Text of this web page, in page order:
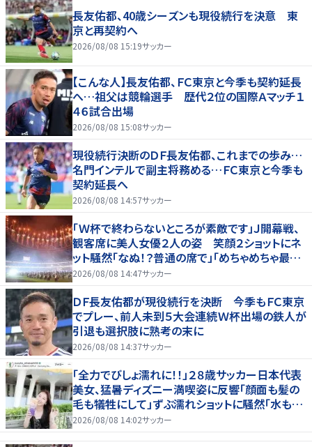
長友佑都、40歳シーズンも現役続行を決意 東
京と再契約へ
2026/08/08 15:19サッカー
【こんな人】長友佑都、ＦＣ東京と今季も契約延長
へ…祖父は競輪選手 歴代２位の国際Ａマッチ１
４６試合出場
2026/08/08 15:08サッカー
現役続行決断のＤＦ長友佑都、これまでの歩み…
名門インテルで副主将務める…ＦＣ東京と今季も
契約延長へ
2026/08/08 14:57サッカー
「Ｗ杯で終わらないところが素敵です」Ｊ開幕戦、
観客席に美人女優２人の姿 笑顔２ショットにネ
ット騒然「なぬ！？普通の席で」「めちゃめちゃ最上
級に可愛すぎ」
2026/08/08 14:47サッカー
ＤＦ長友佑都が現役続行を決断 今季もＦＣ東京
でプレー、前人未到５大会連続Ｗ杯出場の鉄人が
引退も選択肢に熟考の末に
2026/08/08 14:37サッカー
「全力でびしょ濡れに！！」２８歳サッカー日本代表
美女、猛暑ディズニー満喫姿に反響「顔面も髪の
毛も犠牲にして」ずぶ濡れショットに騒然「水も滴
る」「女優さんかと」
2026/08/08 14:02サッカー